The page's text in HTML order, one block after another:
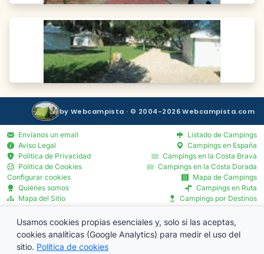
by Webcampista · © 2004-2026 Webcampista.com
Envíanos un email
Aviso Legal
Política de Privacidad
Política de Cookies
Configurar cookies
Quiénes somos
Mapa del Sitio
Blog
Menú Profesionales
Listado de Campings
Campings en España
Campings en la Costa Brava
Campings en la Costa Dorada
Mapa de Campings
Campings en Ruta
Campings por Destinos
Servicios por Provincia
Usamos cookies propias esenciales y, solo si las aceptas,
cookies analíticas (Google Analytics) para medir el uso del
sitio. Política de cookies